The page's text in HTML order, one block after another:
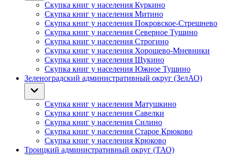
Скупка книг у населения Куркино
Скупка книг у населения Митино
Скупка книг у населения Покровское-Стрешнево
Скупка книг у населения Северное Тушино
Скупка книг у населения Строгино
Скупка книг у населения Хорошево-Мневники
Скупка книг у населения Щукино
Скупка книг у населения Южное Тушино
Зеленоградский административный округ (ЗелАО)
Скупка книг у населения Матушкино
Скупка книг у населения Савелки
Скупка книг у населения Силино
Скупка книг у населения Старое Крюково
Скупка книг у населения Крюково
Троицкий административный округ (ТАО)